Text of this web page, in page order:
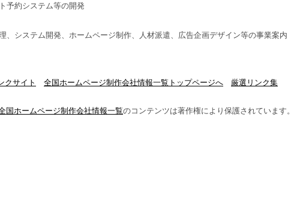
予約システム等の開発
、システム開発、ホームページ制作、人材派遣、広告企画デザイン等の事業案内
クサイト 全国ホームページ制作会社情報一覧トップページへ 厳選リンク集
国ホームページ制作会社情報一覧のコンテンツは著作権により保護されています。